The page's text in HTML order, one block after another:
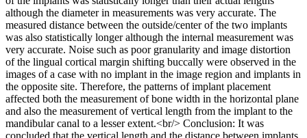
although the diameter in measurements was very accurate. The
measured distance between the outside/center of the two implants
was also statistically longer although the internal measurement was
very accurate. Noise such as poor granularity and image distortion
of the lingual cortical margin shifting buccally were observed in the
images of a case with no implant in the image region and implants in
the opposite site. Therefore, the patterns of implant placement
affected both the measurement of bone width in the horizontal plane
and also the measurement of vertical length from the implant to the
mandibular canal to a lesser extent.<br/> Conclusion: It was
concluded that the vertical length and the distance between implants